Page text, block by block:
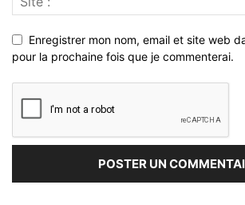
Enregistrer mon nom, email et site web
pour la prochaine fois que je commenterai.